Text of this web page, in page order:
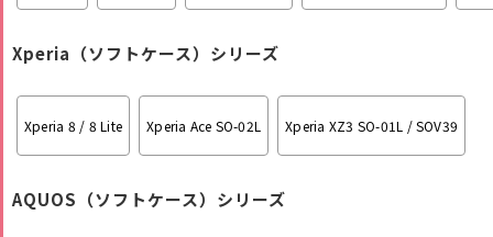
Xperia（ソフトケース）シリーズ
Xperia 8 / 8 Lite Xperia Ace SO-02L Xperia XZ3 SO-01L / SOV39
AQUOS（ソフトケース）シリーズ